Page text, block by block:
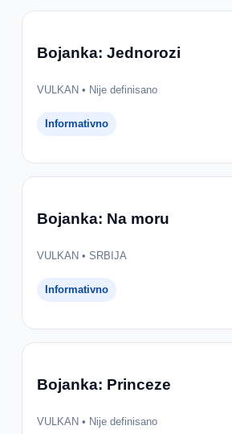
Bojanka: Jednorozi
VULKAN • Nije definisano
Informativno
Bojanka: Na moru
VULKAN • SRBIJA
Informativno
Bojanka: Princeze
VULKAN • Nije definisano